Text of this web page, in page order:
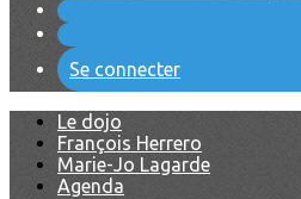
Se connecter
Le dojo
François Herrero
Marie-Jo Lagarde
Agenda